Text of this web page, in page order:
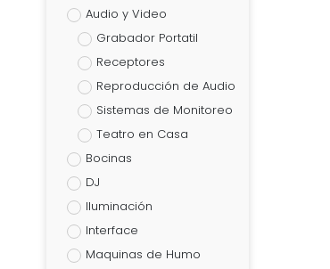
Audio y Video
Grabador Portatil
Receptores
Reproducción de Audio
Sistemas de Monitoreo
Teatro en Casa
Bocinas
DJ
Iluminación
Interface
Maquinas de Humo